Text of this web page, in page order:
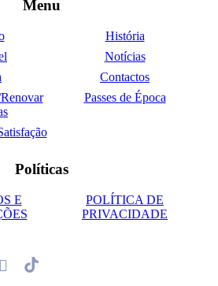
Menu
História
Notícias
Contactos
Passes de Época
Políticas
E
POLÍTICA DE
PRIVACIDADE